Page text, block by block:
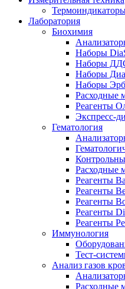
Лаборатория
Биохимия
Наборы
Наборы
Наборы
Наборы
Расходные
Реагенты
Экспресс-
Гематология
Расходные
Реагенты
Реагенты
Реагенты
Реагенты
Реагенты
Иммунология
Тест-
Анализ газов
Расходные